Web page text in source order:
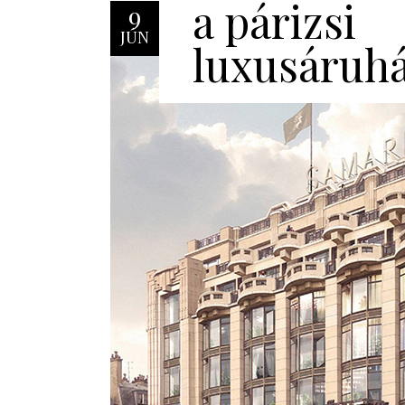
9
JÚN a párizsi